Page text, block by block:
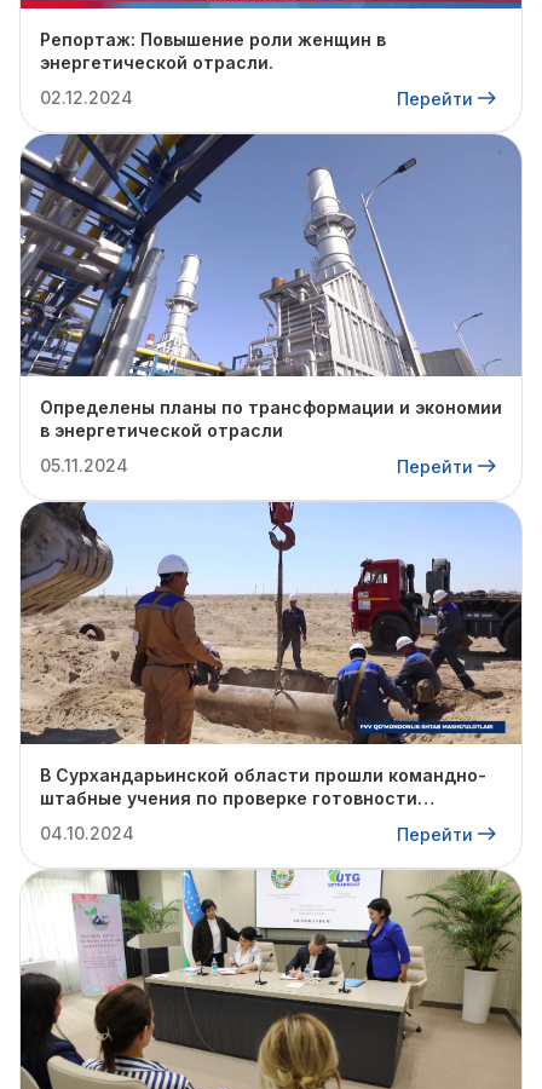
Репортаж: Повышение роли женщин в
энергетической отрасли.
02.12.2024
Перейти
Определены планы по трансформации и экономии
в энергетической отрасли
05.11.2024
Перейти
В Сурхандарьинской области прошли командно-
штабные учения по проверке готовности
отопительному сезону.
04.10.2024 Перейти